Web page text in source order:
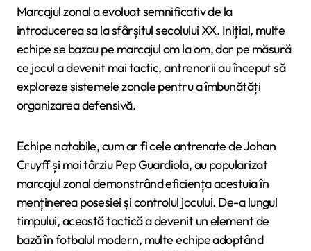
Marcajul zonal a evoluat semnificativ de la
introducerea sa la sfârșitul secolului XX. Inițial, multe
echipe se bazau pe marcajul om la om, dar pe măsură
ce jocul a devenit mai tactic, antrenorii au început să
exploreze sistemele zonale pentru a îmbunătăți
organizarea defensivă.
Echipe notabile, cum ar fi cele antrenate de Johan
Cruyff și mai târziu Pep Guardiola, au popularizat
marcajul zonal demonstrând eficiența acestuia în
menținerea posesiei și controlul jocului. De-a lungul
timpului, această tactică a devenit un element de
bază în fotbalul modern, multe echipe adoptând